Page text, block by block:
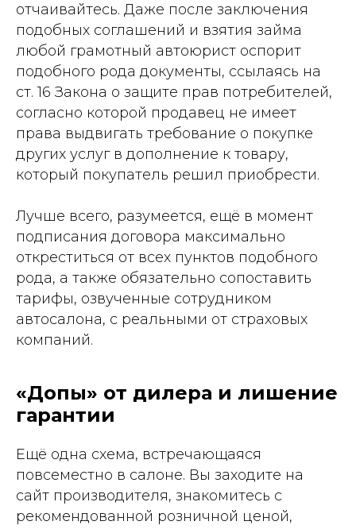
отчаивайтесь. Даже после заключения
подобных соглашений и взятия займа
любой грамотный автоюрист оспорит
подобного рода документы, ссылаясь на
ст. 16 Закона о защите прав потребителей,
согласно которой продавец не имеет
права выдвигать требование о покупке
других услуг в дополнение к товару,
который покупатель решил приобрести.
Лучше всего, разумеется, ещё в момент
подписания договора максимально
откреститься от всех пунктов подобного
рода, а также обязательно сопоставить
тарифы, озвученные сотрудником
автосалона, с реальными от страховых
компаний.
«Допы» от дилера и лишение
гарантии
Ещё одна схема, встречающаяся
повсеместно в салоне. Вы заходите на
сайт производителя, знакомитесь с
рекомендованной розничной ценой,